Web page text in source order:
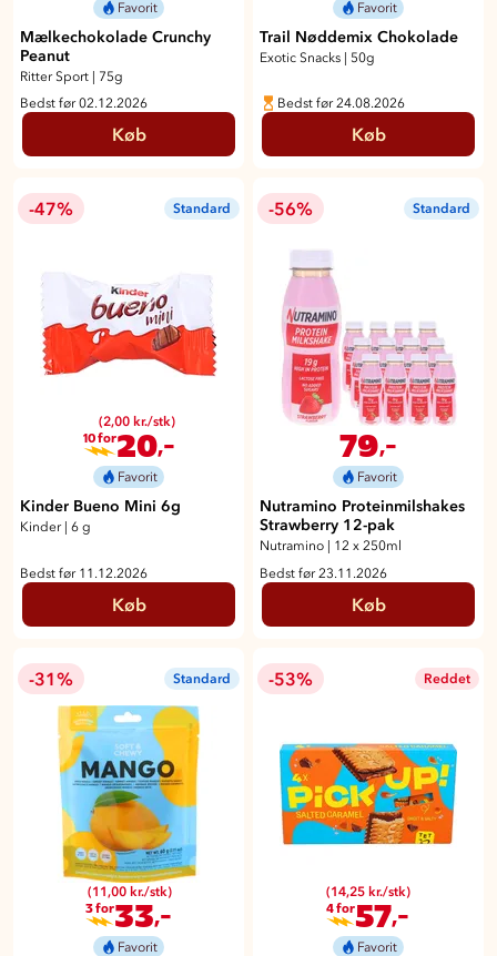
Favorit
Mælkechokolade Crunchy
Peanut
Ritter Sport | 75g
Bedst før 02.12.2026
Køb
Favorit
Trail Nøddemix Chokolade
Exotic Snacks | 50g
Bedst før 24.08.2026
Køb
-47% Standard
(2,00 kr./stk)
10 for20,-
Favorit
Kinder Bueno Mini 6g
Kinder 6 g
Bedst før 11.12.2026
Køb
-56% Standard
79,-
Favorit
Nutramino Proteinmilshakes
Strawberry 12-pak
Nutramino
12 x 250ml
Bedst før 23.11.2026
Køb
-31% Standard
(11,00 kr./stk)
3 for33 ,-
Favorit
-53% Reddet
(14,25 kr./stk)
4 for57 ,-
Favorit